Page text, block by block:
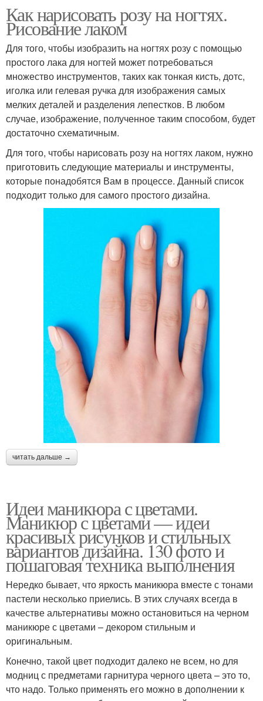
Как нарисовать розу на ногтях.
Рисование лаком
Для того, чтобы изобразить на ногтях розу с помощью
простого лака для ногтей может потребоваться
множество инструментов, таких как тонкая кисть, дотс,
иголка или гелевая ручка для изображения самых
мелких деталей и разделения лепестков. В любом
случае, изображение, полученное таким способом, будет
достаточно схематичным.
Для того, чтобы нарисовать розу на ногтях лаком, нужно
приготовить следующие материалы и инструменты,
которые понадобятся Вам в процессе. Данный список
подходит только для самого простого дизайна.
читать дальше →
Идеи маникюра с цветами.
Маникюр с цветами — идеи
красивых рисунков и стильных
вариантов дизайна. 130 фото и
пошаговая техника выполнения
Нередко бывает, что яркость маникюра вместе с тонами
пастели несколько приелись. В этих случаях всегда в
качестве альтернативы можно остановиться на черном
маникюре с цветами – декором стильным и
оригинальным.
Конечно, такой цвет подходит далеко не всем, но для
модниц с предметами гарнитура черного цвета – это то,
что надо. Только применять его можно в дополнении к